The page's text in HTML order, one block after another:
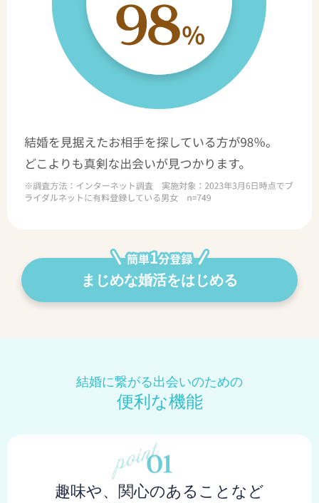
まじめな婚活をはじめる
結婚に繋がる出会いのための
便利な機能
趣味や、関心のあることなど